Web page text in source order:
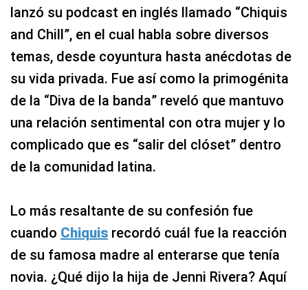
lanzó su podcast en inglés llamado “Chiquis
and Chill”, en el cual habla sobre diversos
temas, desde coyuntura hasta anécdotas de
su vida privada. Fue así como la primogénita
de la “Diva de la banda” reveló que mantuvo
una relación sentimental con otra mujer y lo
complicado que es “salir del clóset” dentro
de la comunidad latina.
Lo más resaltante de su confesión fue
cuando Chiquis recordó cuál fue la reacción
de su famosa madre al enterarse que tenía
novia. ¿Qué dijo la hija de Jenni Rivera? Aquí